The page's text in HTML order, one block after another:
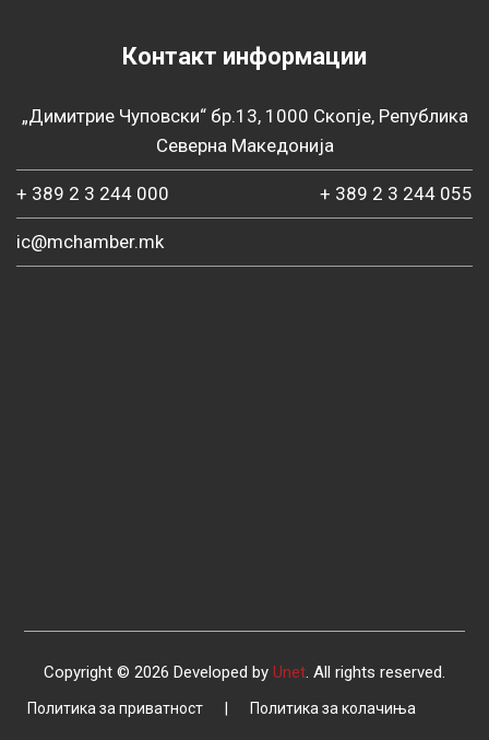
Контакт информации
„Димитрие Чуповски“ бр.13, 1000 Скопје, Република
Северна Македонија
+ 389 2 3 244 000 + 389 2 3 244 055
ic@mchamber.mk
Copyright © 2026 Developed by Unet . All rights reserved.
Политика за приватност | Политика за колачиња